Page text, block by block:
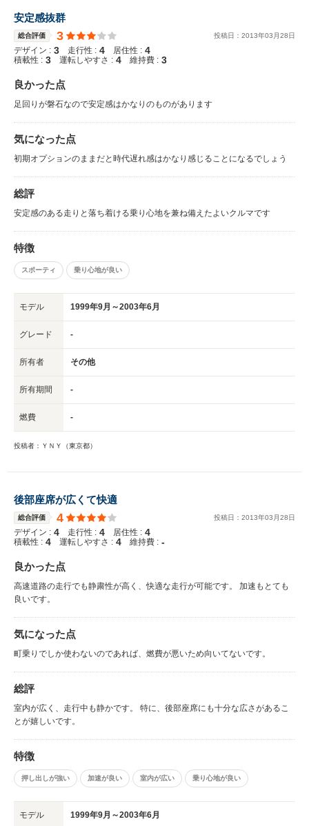
安定感抜群
総合評価 3 投稿日： 2013年03 月28日
デザイン : 3 走行性 : 4 居住性 : 4
積載性 : 3 運転しやすさ : 4 維持費 : 3
良かった点
足回りが磐石なので安定感はかなりのものがあります
気になった点
初期オプションのままだと時代遅れ感はかなり感じることになるでしょう
総評
安定感のある走りと落ち着ける乗り心地を兼ね備えたよいクルマです
特徴
スポーティ 乗り心地が良い
モデル 1999年9月～2003年6月
グレード -
所有者 その他
所有期間 -
燃費 -
投稿者：ＹＮＹ（東京都）
後部座席が広くて快適
総合評価 4 投稿日： 2013年03 月28日
デザイン : 4 走行性 : 4 居住性 : 4
積載性 : 4 運転しやすさ : 4 維持費 : -
良かった点
高速道路の走行でも静粛性が高く、快適な走行が可能です。 加速もとても
良いです。
気になった点
町乗りでしか使わないのであれば、燃費が悪いため向いてないです。
総評
室内が広く、走行中も静かです。 特に、後部座席にも十分な広さがあるこ
とが嬉しいです。
特徴
押し出しが強い 加速が良い 室内が広い 乗り心地が良い
モデル 1999年9月～2003年6月